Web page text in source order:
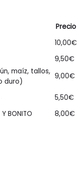
Precio
10,00€
9,50€
maíz, tallos,
duro)
9,00€
5,50€
BONITO
8,00€